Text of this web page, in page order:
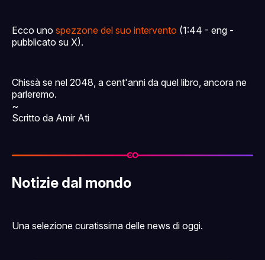
Ecco uno spezzone del suo intervento (1:44 - eng -
pubblicato su X).
Chissà se nel 2048, a cent'anni da quel libro, ancora ne
parleremo.
~
Scritto da Amir Ati
Notizie dal mondo
Una selezione curatissima delle news di oggi.